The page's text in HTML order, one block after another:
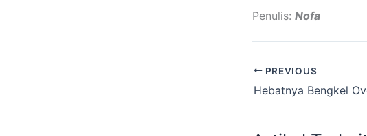
Penulis: Nofa
PREVIOUS